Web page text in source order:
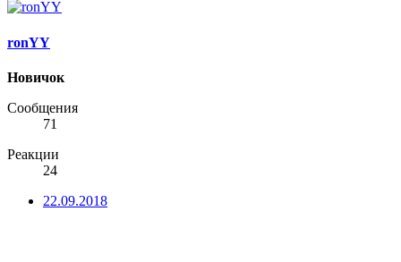
ronYY
Новичок
Сообщения
71
Реакции
24
22.09.2018